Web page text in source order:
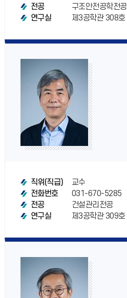
전공
구조안전공학전공
연구실
제3공학관 308호
직위(직급)
교수
전화번호
031-670-5285
전공
건설관리전공
연구실
제3공학관 309호